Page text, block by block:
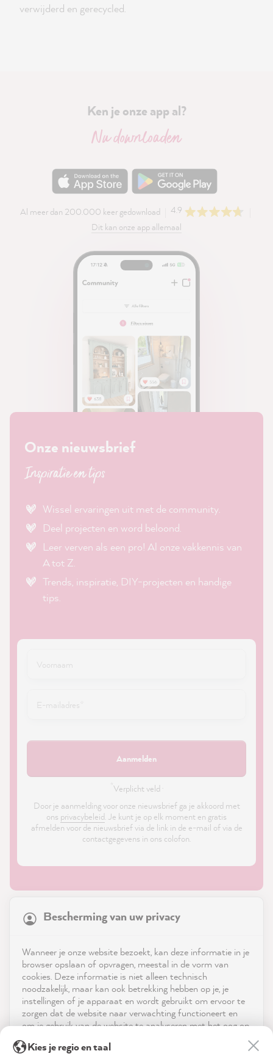
verwijderd en gerecycled.
Ken je onze app al?
Nu downloaden
Al meer dan 200.000 keer gedownload
4.9
Dit kan onze app allemaal
Onze nieuwsbrief
Inspiratie en tips
Wissel ervaringen uit met de community.
Deel projecten en word beloond.
Leer verven als een pro! Al onze vakkennis van
A tot Z.
Trends, inspiratie, DIY-projecten en handige
tips.
Aanmelden
Verplicht veld ·
Door je aanmelding voor onze nieuwsbrief ga je akkoord met
ons privacybeleid. Je kunt je op elk moment en gratis
afmelden voor de nieuwsbrief via de link in de e-mail of via de
contactgegevens in ons colofon.
Service
Neem contact op met
Bescherming van uw privacy
Wanneer je onze website bezoekt, kan deze informatie in je
browser opslaan of opvragen, meestal in de vorm van
cookies. Deze informatie is niet alleen technisch
noodzakelijk, maar kan ook betrekking hebben op je, je
instellingen of je apparaat en wordt gebruikt om ervoor te
zorgen dat de website naar verwachting functioneert en
om je gebruik van de website te analyseren met het oog op
advertenties aan te bieden via de diensten die in de
21,886Reviews
reviews-io
Verified Customer
Kies je regio en taal